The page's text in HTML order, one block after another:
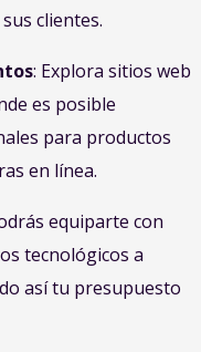
clientes.
: Explora sitios web
es posible
para productos
en línea.
equiparte con
tecnológicos a
así tu presupuesto